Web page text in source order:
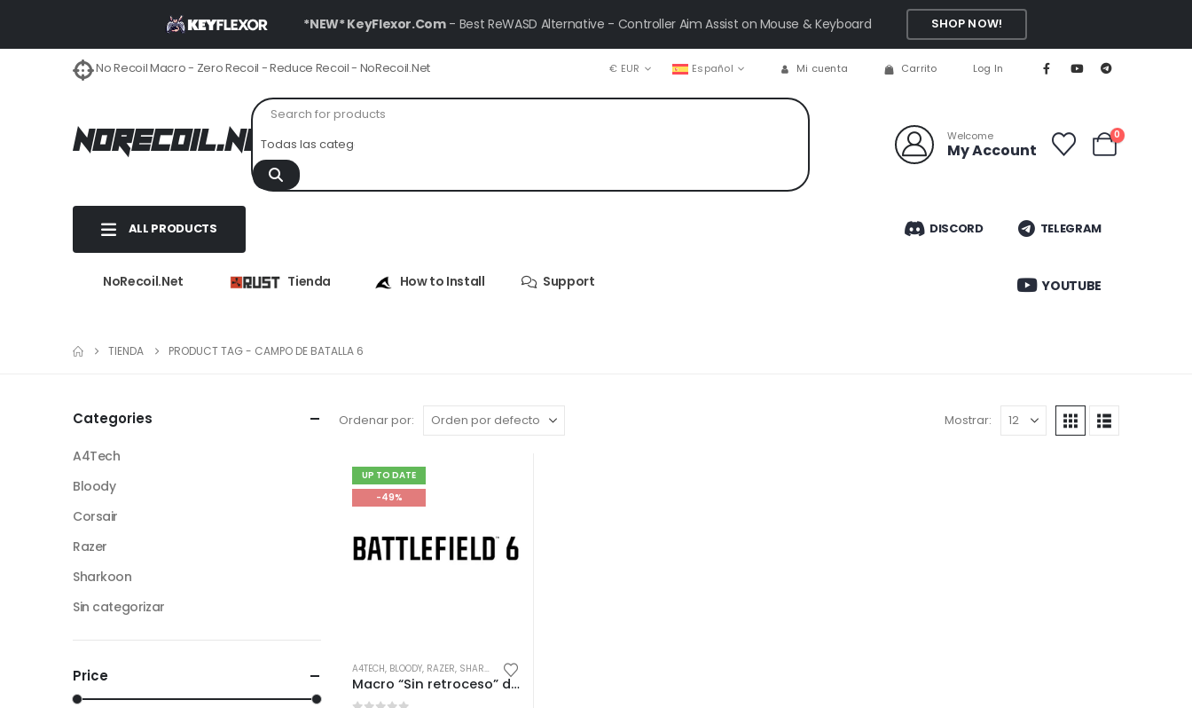
*NEW* KeyFlexor.Com- Best ReWASD Alternative - Controller Aim Assist on Mouse & Keyboard SHOP NOW!
No Recoil Macro - Zero Recoil - Reduce Recoil - NoRecoil.Net € EUR Español Mi cuenta Carrito Log In
NoRecoil.Net Welcome
My Account
0
ALL PRODUCTS
NoRecoil.Net Tienda How to Install Support
DISCORD TELEGRAM
YOUTUBE
TIENDA PRODUCT TAG - CAMPO DE BATALLA 6
Ordenar por: Mostrar:
UP TO DATE
-49%
A4TECH, BLOODY, RAZER, SHARKOON ,SIN CATEGORIZAR
Macro “Sin retroceso” de Battlefield 6
Categories
A4Tech
Bloody
Corsair
Razer
Sharkoon
Sin categorizar
Price